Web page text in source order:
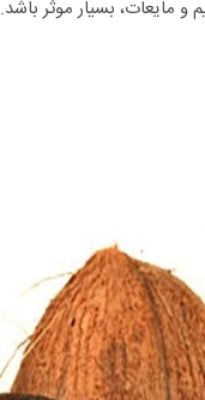
مایعات، بسیار موثر باشد.